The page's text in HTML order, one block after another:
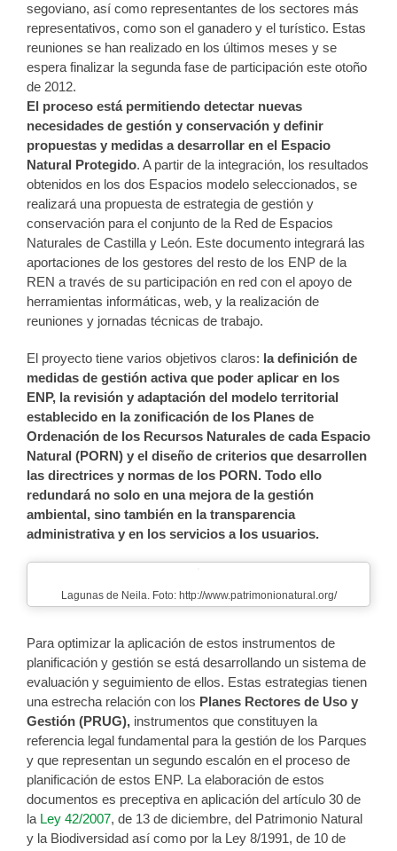
segoviano, así como representantes de los sectores más
representativos, como son el ganadero y el turístico. Estas
reuniones se han realizado en los últimos meses y se
espera finalizar la segunda fase de participación este otoño
de 2012.
El proceso está permitiendo detectar nuevas
necesidades de gestión y conservación y definir
propuestas y medidas a desarrollar en el Espacio
Natural Protegido. A partir de la integración, los resultados
obtenidos en los dos Espacios modelo seleccionados, se
realizará una propuesta de estrategia de gestión y
conservación para el conjunto de la Red de Espacios
Naturales de Castilla y León. Este documento integrará las
aportaciones de los gestores del resto de los ENP de la
REN a través de su participación en red con el apoyo de
herramientas informáticas, web, y la realización de
reuniones y jornadas técnicas de trabajo.
El proyecto tiene varios objetivos claros: la definición de
medidas de gestión activa que poder aplicar en los
ENP, la revisión y adaptación del modelo territorial
establecido en la zonificación de los Planes de
Ordenación de los Recursos Naturales de cada Espacio
Natural (PORN) y el diseño de criterios que desarrollen
las directrices y normas de los PORN. Todo ello
redundará no solo en una mejora de la gestión
ambiental, sino también en la transparencia
administrativa y en los servicios a los usuarios.
Lagunas de Neila. Foto: http://www.patrimonionatural.org/
Para optimizar la aplicación de estos instrumentos de
planificación y gestión se está desarrollando un sistema de
evaluación y seguimiento de ellos. Estas estrategias tienen
una estrecha relación con los Planes Rectores de Uso y
Gestión (PRUG), instrumentos que constituyen la
referencia legal fundamental para la gestión de los Parques
y que representan un segundo escalón en el proceso de
planificación de estos ENP. La elaboración de estos
documentos es preceptiva en aplicación del artículo 30 de
la Ley 42/2007, de 13 de diciembre, del Patrimonio Natural
y la Biodiversidad así como por la Ley 8/1991, de 10 de